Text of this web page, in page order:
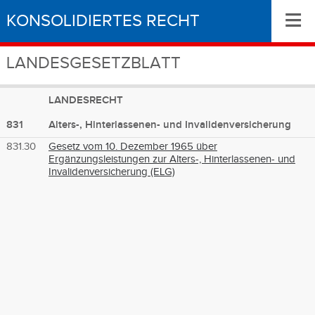
KONSOLIDIERTES RECHT
LANDESGESETZBLATT
≡
LANDESRECHT
831
Alters-, Hinterlassenen- und Invalidenversicherung
831.30
Gesetz vom 10. Dezember 1965 über
Ergänzungsleistungen zur Alters-, Hinterlassenen- und
Invalidenversicherung (ELG)